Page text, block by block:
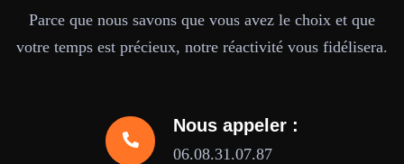
Parce que nous savons que vous avez le choix et que
votre temps est précieux, notre réactivité vous fidélisera.
Nous appeler :
06.08.31.07.87